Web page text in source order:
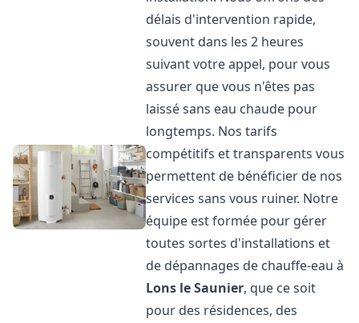
délais d'intervention rapide,
souvent dans les 2 heures
suivant votre appel, pour vous
assurer que vous n'êtes pas
laissé sans eau chaude pour
longtemps. Nos tarifs
compétitifs et transparents vous
permettent de bénéficier de nos
services sans vous ruiner. Notre
équipe est formée pour gérer
toutes sortes d'installations et
de dépannages de chauffe-eau à
Lons le Saunier, que ce soit
pour des résidences, des